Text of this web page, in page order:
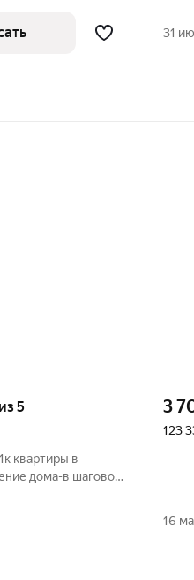
31
5
квартиры в
домa-в шаговой
рядом шкoлa№17 и
3
123
16